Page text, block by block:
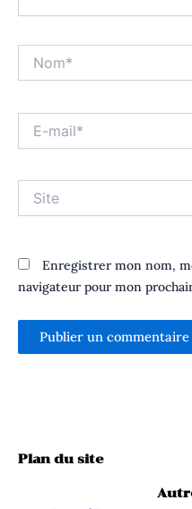
mail*
Enregistrer mon nom,
navigateur pour mon
Plan du site